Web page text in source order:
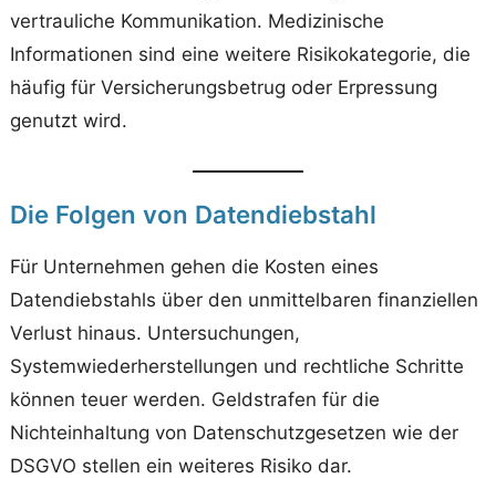
vertrauliche Kommunikation. Medizinische
Informationen sind eine weitere Risikokategorie, die
häufig für Versicherungsbetrug oder Erpressung
genutzt wird.
Die Folgen von Datendiebstahl
Für Unternehmen gehen die Kosten eines
Datendiebstahls über den unmittelbaren finanziellen
Verlust hinaus. Untersuchungen,
Systemwiederherstellungen und rechtliche Schritte
können teuer werden. Geldstrafen für die
Nichteinhaltung von Datenschutzgesetzen wie der
DSGVO stellen ein weiteres Risiko dar.